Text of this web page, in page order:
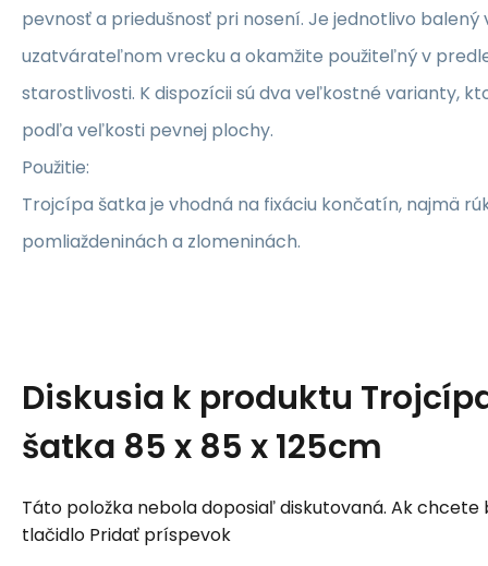
pevnosť a priedušnosť pri nosení. Je jednotlivo balený
uzatvárateľnom vrecku a okamžite použiteľný v
starostlivosti. K dispozícii sú dva veľkostné varianty,
podľa veľkosti pevnej plochy.
Použitie:
Trojcípa šatka je vhodná na fixáciu končatín, najmä
pomliaždeninách a zlomeninách.
Diskusia k produktu
šatka 85 x 85 x 125cm
Táto položka nebola doposiaľ diskutovaná. Ak chcete
tlačidlo Pridať príspevok